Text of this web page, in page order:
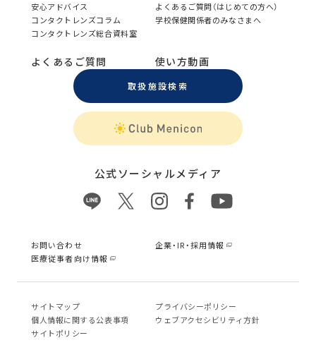
安心アドバイス
よくあるご質問（はじめての方へ）
コンタクトレンズコラム
学校保健関係者のみなさまへ
コンタクトレンズ総合資料室
よくあるご質問 使い方動画
取扱施設検索
公式ソーシャルメディア
お問い合わせ
企業・IR・採用情報
医療従事者向け情報
サイトマップ
プライバシーポリシー
個⼈情報に関する公表事項
ウェブアクセシビリティ方針
サイトポリシー